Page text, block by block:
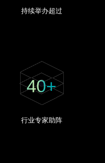
持续举办超过
40+
行业专家助阵